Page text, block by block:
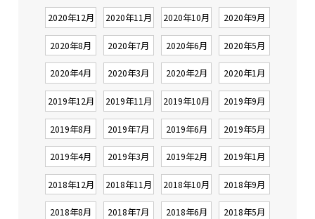
2020年12月 2020年11月 2020年10月 2020年9月
2020年8月 2020年7月 2020年6月 2020年5月
2020年4月 2020年3月 2020年2月 2020年1月
2019年12月 2019年11月 2019年10月 2019年9月
2019年8月 2019年7月 2019年6月 2019年5月
2019年4月 2019年3月 2019年2月 2019年1月
2018年12月 2018年11月 2018年10月 2018年9月
2018年8月 2018年7月 2018年6月 2018年5月